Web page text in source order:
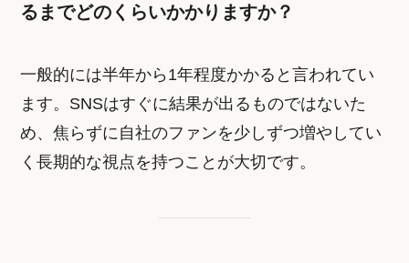
るまでどのくらいかかりますか？
一般的には半年から1年程度かかると言われてい
ます。SNSはすぐに結果が出るものではないた
め、焦らずに自社のファンを少しずつ増やしてい
く長期的な視点を持つことが大切です。